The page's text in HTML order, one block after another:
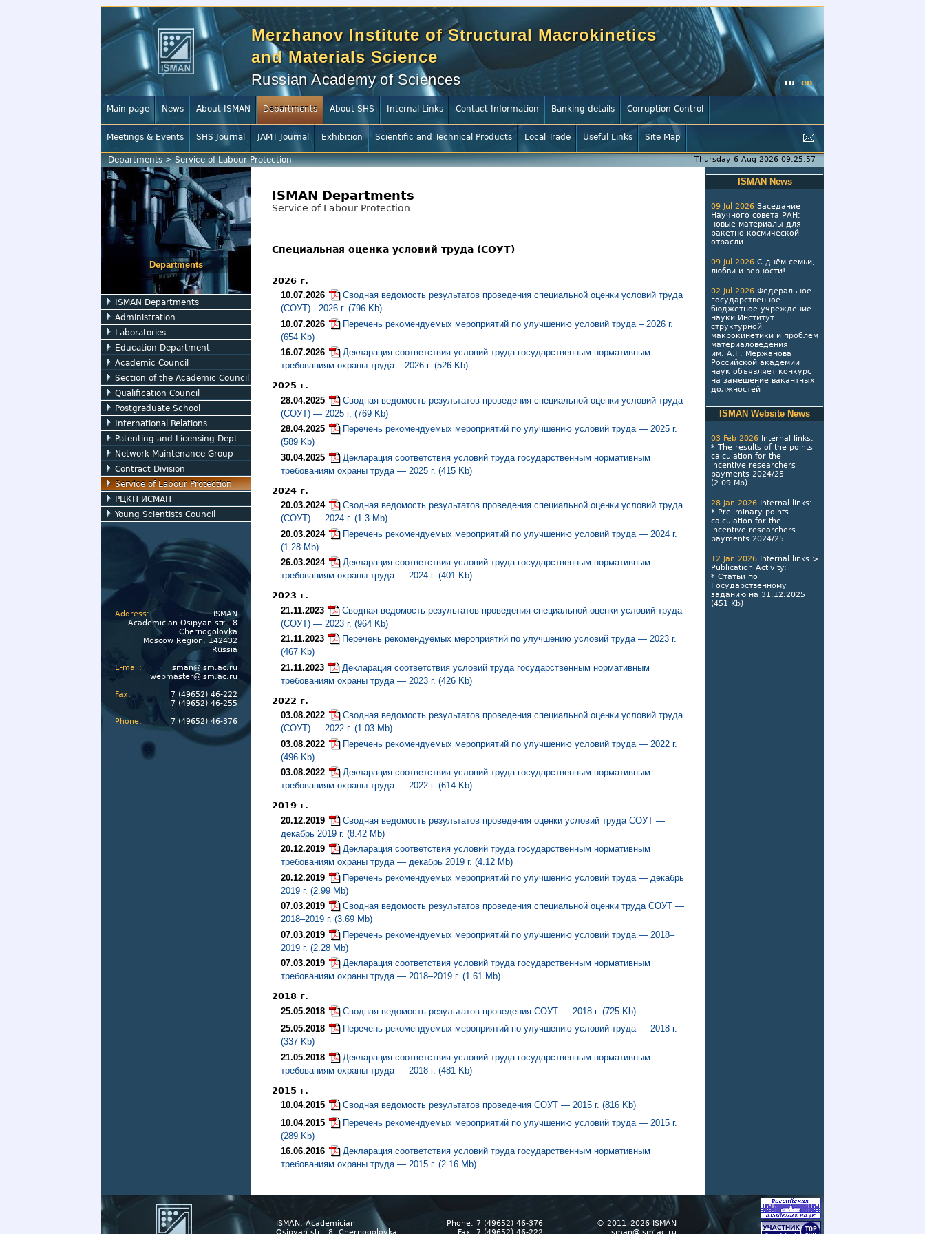
Merzhanov Institute of Structural Macrokinetics
and Materials Science
Russian Academy of Sciences ru en
Main page News About ISMAN Departments About SHS Internal Links Contact Information Banking details Corruption Control
Meetings & Events SHS Journal JAMT Journal Exhibition Scientific and Technical Products Local Trade Useful Links Site Map
Departments>Service of Labour Protection Thursday 6 Aug 2026 09:25:58
Departments
ISMAN Departments
Administration
Laboratories
Education Department
Academic Council
Section of the Academic Council
Qualification Council
Postgraduate School
International Relations
Patenting and Licensing Dept
Network Maintenance Group
Contract Division
Service of Labour Protection
РЦКП ИСМАН
Young Scientists Council
Address:
ISMAN
Academician Osipyan str., 8
Chernogolovka
Moscow Region, 142432
Russia
E-mail:
isman@ism.ac.ru
webmaster@ism.ac.ru
Fax:
7 (49652) 46-222
7 (49652) 46-255
Phone:
7 (49652) 46-376
ISMAN Departments
Service of Labour Protection
Специальная оценка условий труда (СОУТ)
2026 г.
10.07.2026
Сводная ведомость результатов проведения специальной оценки условий труда
(СОУТ) - 2026 г. (796 Kb)
10.07.2026
Перечень рекомендуемых мероприятий по улучшению условий труда – 2026 г.
(654 Kb)
16.07.2026
Декларация соответствия условий труда государственным нормативным
требованиям охраны труда – 2026 г. (526 Kb)
2025 г.
28.04.2025
Сводная ведомость результатов проведения специальной оценки условий труда
(СОУТ) — 2025 г. (769 Kb)
28.04.2025
Перечень рекомендуемых мероприятий по улучшению условий труда — 2025 г.
(589 Kb)
30.04.2025
Декларация соответствия условий труда государственным нормативным
требованиям охраны труда — 2025 г. (415 Kb)
2024 г.
20.03.2024
Сводная ведомость результатов проведения специальной оценки условий труда
(СОУТ) — 2024 г. (1.3 Mb)
20.03.2024
Перечень рекомендуемых мероприятий по улучшению условий труда — 2024 г.
(1.28 Mb)
26.03.2024
Декларация соответствия условий труда государственным нормативным
требованиям охраны труда — 2024 г. (401 Kb)
2023 г.
21.11.2023
Сводная ведомость результатов проведения специальной оценки условий труда
(СОУТ) — 2023 г. (964 Kb)
21.11.2023
Перечень рекомендуемых мероприятий по улучшению условий труда — 2023 г.
(467 Kb)
21.11.2023
Декларация соответствия условий труда государственным нормативным
требованиям охраны труда — 2023 г. (426 Kb)
2022 г.
03.08.2022
Сводная ведомость результатов проведения специальной оценки условий труда
(СОУТ) — 2022 г. (1.03 Mb)
03.08.2022
Перечень рекомендуемых мероприятий по улучшению условий труда — 2022 г.
(496 Kb)
03.08.2022
Декларация соответствия условий труда государственным нормативным
требованиям охраны труда — 2022 г. (614 Kb)
2019 г.
20.12.2019
Сводная ведомость результатов проведения оценки условий труда СОУТ —
декабрь 2019 г. (8.42 Mb)
20.12.2019
Декларация соответствия условий труда государственным нормативным
требованиям охраны труда — декабрь 2019 г. (4.12 Mb)
20.12.2019
Перечень рекомендуемых мероприятий по улучшению условий труда — декабрь
2019 г. (2.99 Mb)
07.03.2019
Сводная ведомость результатов проведения специальной оценки труда СОУТ —
2018–2019 г. (3.69 Mb)
07.03.2019
Перечень рекомендуемых мероприятий по улучшению условий труда — 2018–
2019 г. (2.28 Mb)
07.03.2019
Декларация соответствия условий труда государственным нормативным
требованиям охраны труда — 2018–2019 г. (1.61 Mb)
2018 г.
25.05.2018
Сводная ведомость результатов проведения СОУТ — 2018 г. (725 Kb)
25.05.2018
Перечень рекомендуемых мероприятий по улучшению условий труда — 2018 г.
(337 Kb)
21.05.2018
Декларация соответствия условий труда государственным нормативным
требованиям охраны труда — 2018 г. (481 Kb)
2015 г.
10.04.2015
Сводная ведомость результатов проведения СОУТ — 2015 г. (816 Kb)
10.04.2015
Перечень рекомендуемых мероприятий по улучшению условий труда — 2015 г.
(289 Kb)
16.06.2016
Декларация соответствия условий труда государственным нормативным
требованиям охраны труда — 2015 г. (2.16 Mb)
ISMAN News
09 Jul 2026 Заседание
Научного совета РАН:
новые материалы для
ракетно-космической
отрасли
09 Jul 2026 С днём семьи,
любви и верности!
02 Jul 2026 Федеральное
государственное
бюджетное учреждение
науки Институт
структурной
макрокинетики и проблем
материаловедения
им. А.Г. Мержанова
Российской академии
наук объявляет конкурс
на замещение вакантных
должностей
ISMAN Website News
03 Feb 2026 Internal links:
* The results of the points
calculation for the
incentive researchers
payments 2024/25
(2.09 Mb)
28 Jan 2026 Internal links:
* Preliminary points
calculation for the
incentive researchers
payments 2024/25
12 Jan 2026 Internal links >
Publication Activity:
* Статьи по
Государственному
заданию на 31.12.2025
(451 Kb)
ISMAN, Academician
Osipyan str., 8, Chernogolovka,
Phone: 7 (49652) 46-376
Fax: 7 (49652) 46-222
© 2011–2026 ISMAN
isman@ism.ac.ru